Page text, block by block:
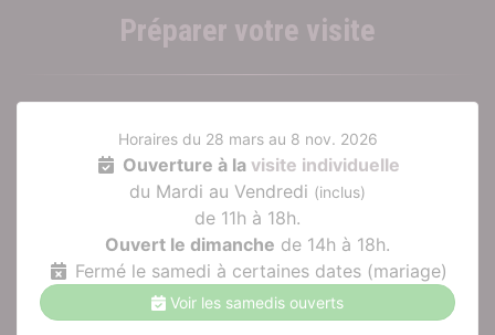
Préparer votre visite
Horaires du 28 mars au 8 nov. 2026
Ouverture à la visite individuelle
du Mardi au Vendredi (inclus)
de 11h à 18h.
Ouvert le dimanche de 14h à 18h.
Fermé le samedi à certaines dates (mariage)
Voir les samedis ouverts